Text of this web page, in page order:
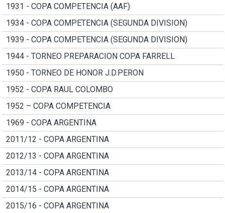
1931 - COPA COMPETENCIA (AAF)
1934 - COPA COMPETENCIA (SEGUNDA DIVISION)
1939 - COPA COMPETENCIA (SEGUNDA DIVISION)
1944 - TORNEO PREPARACION COPA FARRELL
1950 - TORNEO DE HONOR J.D.PERON
1952 - COPA RAUL COLOMBO
1952 – COPA COMPETENCIA
1969 - COPA ARGENTINA
2011/12 - COPA ARGENTINA
2012/13 - COPA ARGENTINA
2013/14 - COPA ARGENTINA
2014/15 - COPA ARGENTINA
2015/16 - COPA ARGENTINA